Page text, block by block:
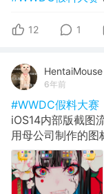
12 1
HentaiMouse
6年前
#WWDC假料大赛
iOS14内部版截图
用母公司制作的图